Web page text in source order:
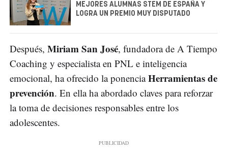
MEJORES ALUMNAS STEM DE ESPAÑA Y
LOGRA UN PREMIO MUY DISPUTADO
Después, Miriam San José, fundadora de A Tiempo
Coaching y especialista en PNL e inteligencia
emocional, ha ofrecido la ponenciaHerramientas de
prevención. En ella ha abordado claves para reforzar
la toma de decisiones responsables entre los
adolescentes.